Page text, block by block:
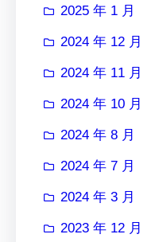
2025 年 1 月
2024 年 12 月
2024 年 11 月
2024 年 10 月
2024 年 8 月
2024 年 7 月
2024 年 3 月
2023 年 12 月